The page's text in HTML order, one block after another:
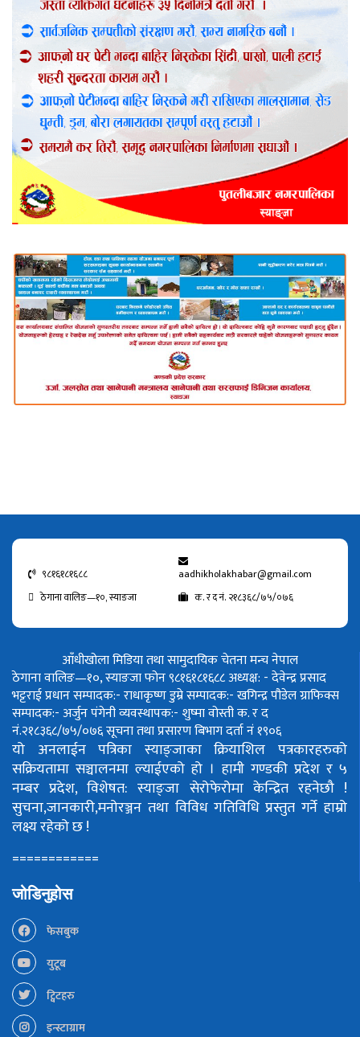
९८१६१८१६८८
aadhikholakhabar@gmail.com
ठेगाना वालिङ—१०, स्याङजा
क. र द नं. २१८३६८/७५/०७६
आँधीखोला मिडिया तथा सामुदायिक चेतना मन्च नेपाल
ठेगाना वालिङ—१०, स्याङजा फोन ९८१६१८१६८८अध्यक्ष: - देवेन्द्र प्रसाद
भट्टराईप्रधान सम्पादक:- राधाकृष्ण डुम्रेसम्पादक:- खगिन्द्र पौडेलग्राफिक्स
सम्पादक:- अर्जुन पंगेनीव्यवस्थापक:- शुष्मा वोस्तीक. र द
नं.२१८३६८/७५/०७६सूचना तथा प्रसारण बिभाग दर्ता नं १९०६
यो अनलाईन पत्रिका स्याङ्जाका क्रियाशिल पत्रकारहरुको
सक्रियतामा सञ्चालनमा ल्याईएको हो । हामी गण्डकी प्रदेश र ५
नम्बर प्रदेश, विशेषत: स्याङ्जा सेरोफेरोमा केन्द्रित रहनेछौ !
सुचना,जानकारी,मनोरञ्जन तथा विविध गतिविधि प्रस्तुत गर्ने हाम्रो
लक्ष्य रहेको छ !
============
जोडिनुहोस
फेसबुक
युटूब
ट्विटहरु
इन्स्टाग्राम